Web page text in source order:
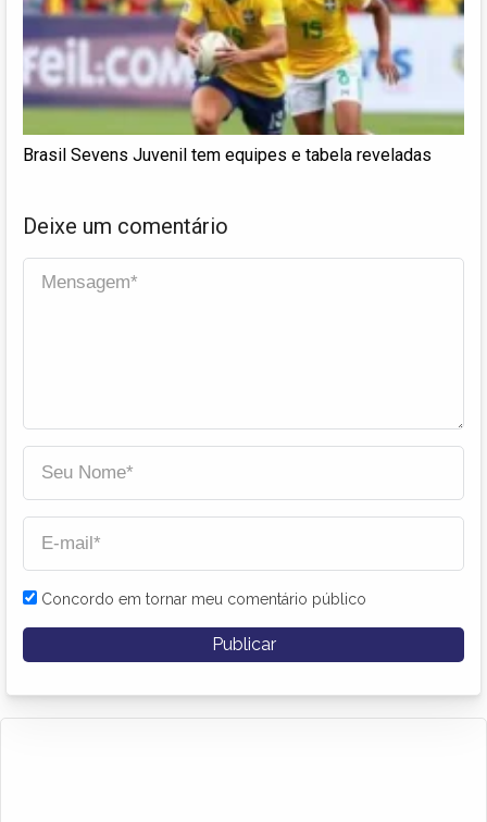
Brasil Sevens Juvenil tem equipes e tabela reveladas
Deixe um comentário
Concordo em tornar meu comentário público